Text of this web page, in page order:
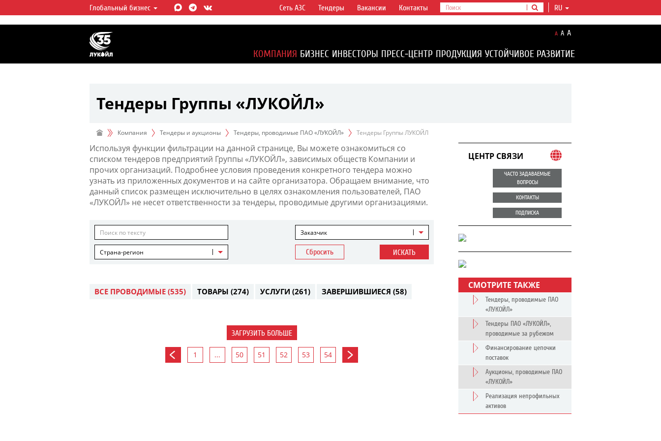
ЛУКОЙЛ СЕГОДНЯ
ЛУКОЙЛ — одна из крупнейших вертикально
интегрированных нефтегазовых компаний в
мире, на долю которой приходится более 2%
мировой добычи нефти и около 1% доказанных
Глобальный бизнес RU
Сеть АЗС Тендеры Вакансии Контакты
A A A
КОМПАНИЯ БИЗНЕС ИНВЕСТОРЫ ПРЕСС-ЦЕНТР ПРОДУКЦИЯ УСТОЙЧИВОЕ РАЗВИТИЕ
Тендеры Группы «ЛУКОЙЛ»
Компания Тендеры и аукционы Тендеры, проводимые ПАО «ЛУКОЙЛ» Тендеры Группы ЛУКОЙЛ
Используя функции фильтрации на данной странице, Вы можете ознакомиться со
списком тендеров предприятий Группы «ЛУКОЙЛ», зависимых обществ Компании и
прочих организаций. Подробнее условия проведения конкретного тендера можно
узнать из приложенных документов и на сайте организатора. Обращаем внимание, что
данный список размещен исключительно в целях ознакомления пользователей, ПАО
«ЛУКОЙЛ» не несет ответственности за тендеры, проводимые другими организациями.
Заказчик
Страна-регион Сбросить ИСКАТЬ
ВСЕ ПРОВОДИМЫЕ (535) ТОВАРЫ (274) УСЛУГИ (261) ЗАВЕРШИВШИЕСЯ (58)
ЗАГРУЗИТЬ БОЛЬШЕ
1 ... 50 51 52 53 54
ЦЕНТР СВЯЗИ
ЧАСТО ЗАДАВАЕМЫЕ
ВОПРОСЫ
КОНТАКТЫ
ПОДПИСКА
СМОТРИТЕ ТАКЖЕ
Тендеры, проводимые ПАО
«ЛУКОЙЛ»
Тендеры ПАО «ЛУКОЙЛ»,
проводимые за рубежом
Финансирование цепочки
поставок
Аукционы, проводимые ПАО
«ЛУКОЙЛ»
Реализация непрофильных
активов